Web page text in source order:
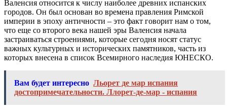
Валенсия относится к числу наиболее древних испанских
городов. Он был основан во времена правления Римской
империи в эпоху античности – это факт говорит нам о том,
что еще со второго века нашей эры Валенсия начала
застраиваться строениями, которые сегодня носят статус
важных культурных и исторических памятников, часть из
которых внесена в список Всемирного наследия ЮНЕСКО.
Вам будет интересно Льорет де мар испания
достопримечательности. Ллорет-де-мар - испания